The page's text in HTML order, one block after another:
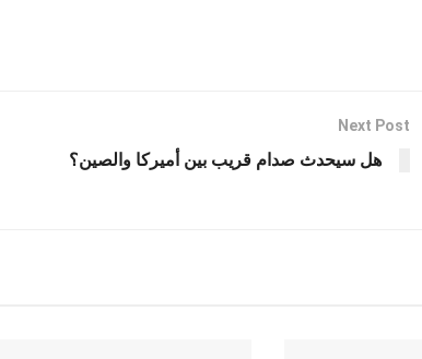
Next Post
هل سيحدث صدام قريب بين أميركا والصين؟